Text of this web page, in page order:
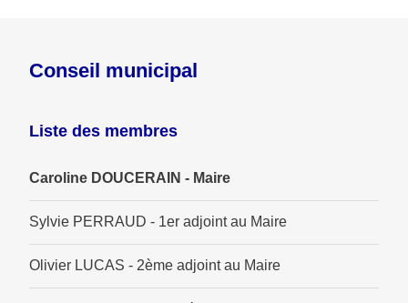
Conseil municipal
Liste des membres
Caroline DOUCERAIN - Maire
Sylvie PERRAUD - 1er adjoint au Maire
Olivier LUCAS - 2ème adjoint au Maire